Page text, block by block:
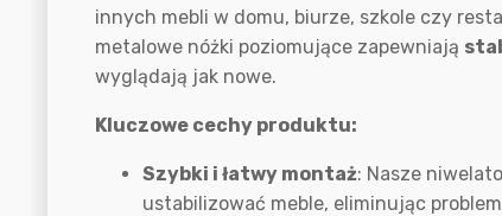
innych mebli w domu, biurze, szkole czy
metalowe nóżki poziomujące zapewniają
wyglądają jak nowe.
Kluczowe cechy produktu:
Szybki i łatwy montaż: Nasze
ustabilizować meble, eliminując